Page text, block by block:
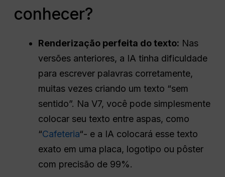
conhecer?
Renderização perfeita do texto: Nas
versões anteriores, a IA tinha dificuldade
para escrever palavras corretamente,
muitas vezes criando um texto “sem
sentido”. Na V7, você pode simplesmente
colocar seu texto entre aspas, como
“Cafeteria“- e a IA colocará esse texto
exato em uma placa, logotipo ou pôster
com precisão de 99%.